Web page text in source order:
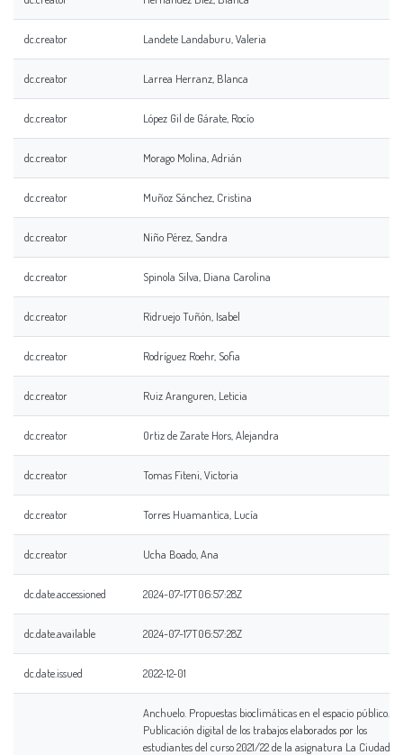
dc.creator Landete Landaburu, Valeria
dc.creator Larrea Herranz, Blanca
dc.creator López Gil de Gárate, Rocío
dc.creator Morago Molina, Adrián
dc.creator Muñoz Sánchez, Cristina
dc.creator Niño Pérez, Sandra
dc.creator Spinola Silva, Diana Carolina
dc.creator Ridruejo Tuñón, Isabel
dc.creator Rodríguez Roehr, Sofia
dc.creator Ruiz Aranguren, Leticia
dc.creator Ortiz de Zarate Hors, Alejandra
dc.creator Tomas Fiteni, Victoria
dc.creator Torres Huamantica, Lucía
dc.creator Ucha Boado, Ana
dc.date.accessioned 2024-07-17T06:57:28Z
dc.date.available 2024-07-17T06:57:28Z
dc.date.issued 2022-12-01
Anchuelo. Propuestas bioclimáticas en el espacio público.
Publicación digital de los trabajos elaborados por los
estudiantes del curso 2021/22 de la asignatura La Ciudad y